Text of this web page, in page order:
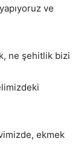
ve
ne şehitlik bizi
ekmek